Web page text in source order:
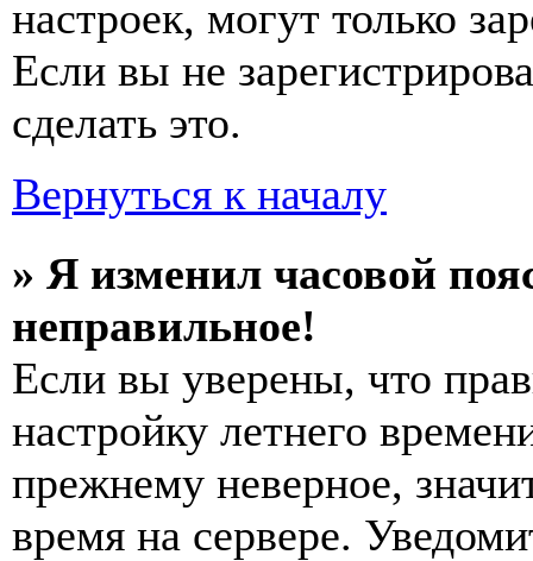
настроек, могут только
Если вы не
сделать это.
Вернуться к началу
» Я изменил часовой
неправильное!
Если вы уверены, что
настройку летнего
прежнему неверное,
время на сервере.